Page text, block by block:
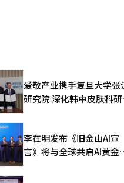
爱敬产业携手复旦大学张
研究院 深化韩中皮肤科研
李在明发布《旧金山AI宣
言》将与全球共启AI黄金